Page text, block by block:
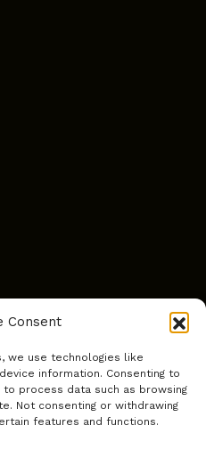
Consent
we use technologies like
information. Consenting to
process data such as browsing
Not consenting or withdrawing
features and functions.